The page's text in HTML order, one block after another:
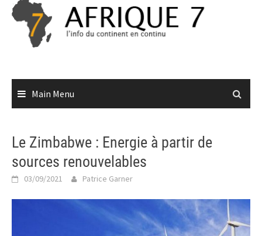
Skip
content
Main Menu
Le Zimbabwe : Energie à partir de
sources renouvelables
03/09/2021 Patrice Garner